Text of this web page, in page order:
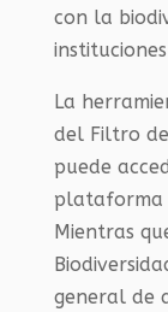
con la
La
del Filtro de
puede
plataforma
Mientras
general de